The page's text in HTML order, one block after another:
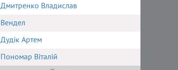
Дмитренко Владислав
Вендел
Дудік Артем
Пономар Віталій